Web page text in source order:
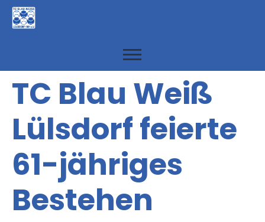
TC Blau Weiß
Lülsdorf feierte
61-jähriges
Bestehen